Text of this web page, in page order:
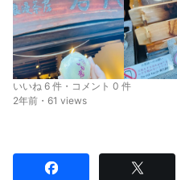
いいね 6 件・コメント 0 件
2年前・61 views